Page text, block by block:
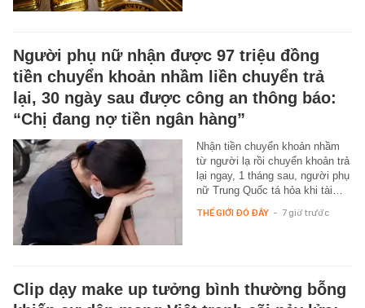
Người phụ nữ nhận được 97 triệu đồng
tiền chuyển khoản nhầm liền chuyển trả
lại, 30 ngày sau được công an thông báo:
“Chị đang nợ tiền ngân hàng”
Nhận tiền chuyển khoản nhầm
từ người lạ rồi chuyển khoản trả
lại ngay, 1 tháng sau, người phụ
nữ Trung Quốc tá hỏa khi tài…
THẾ GIỚI ĐÓ ĐÂY - 7 giờ trước
Clip dạy make up tưởng bình thường bỗng